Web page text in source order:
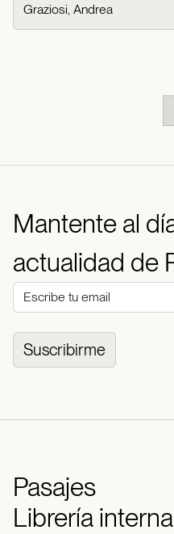
Graziosi, Andrea
Mantente al
actualidad de
Suscribirme
Pasajes
Librería